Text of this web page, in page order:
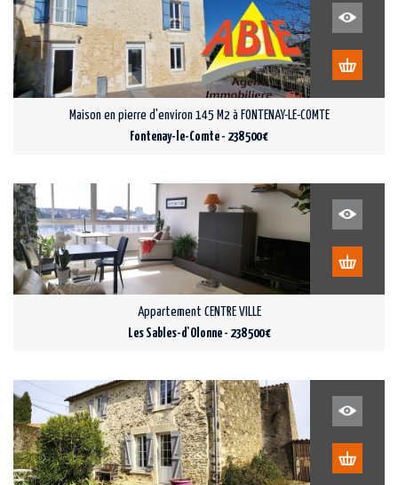
Maison en pierre d'environ 145 M2 à FONTENAY-LE-COMTE
Fontenay-le-Comte - 238 500 €
Appartement CENTRE VILLE
Les Sables-d'Olonne - 238 500 €